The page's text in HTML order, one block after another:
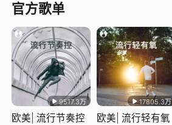
官方歌单
9517.3万
欧美| 流行节奏控
17805.3万
欧美| 流行轻有氧